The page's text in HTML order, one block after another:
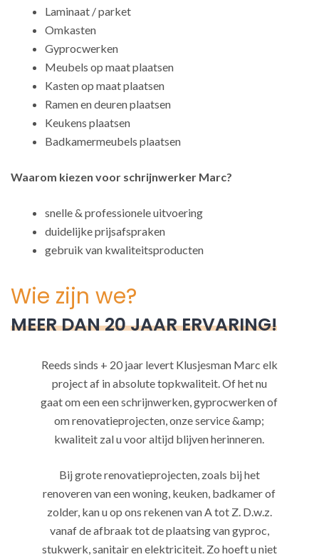
Laminaat / parket
Omkasten
Gyprocwerken
Meubels op maat plaatsen
Kasten op maat plaatsen
Ramen en deuren plaatsen
Keukens plaatsen
Badkamermeubels plaatsen
Waarom kiezen voor schrijnwerker Marc?
snelle & professionele uitvoering
duidelijke prijsafspraken
gebruik van kwaliteitsproducten
Wie zijn we?
MEER DAN 20 JAAR ERVARING!
Reeds sinds + 20 jaar levert Klusjesman Marc elk
project af in absolute topkwaliteit. Of het nu
gaat om een een schrijnwerken, gyprocwerken of
om renovatieprojecten, onze service &amp;
kwaliteit zal u voor altijd blijven herinneren.
Bij grote renovatieprojecten, zoals bij het
renoveren van een woning, keuken, badkamer of
zolder, kan u op ons rekenen van A tot Z. D.w.z.
vanaf de afbraak tot de plaatsing van gyproc,
stukwerk, sanitair en elektriciteit. Zo hoeft u niet